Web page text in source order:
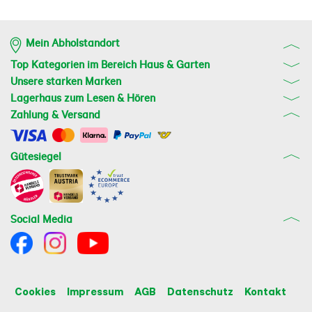
Mein Abholstandort
Top Kategorien im Bereich Haus & Garten
Unsere starken Marken
Lagerhaus zum Lesen & Hören
Zahlung & Versand
Gütesiegel
Social Media
Cookies Impressum AGB Datenschutz
Kontakt